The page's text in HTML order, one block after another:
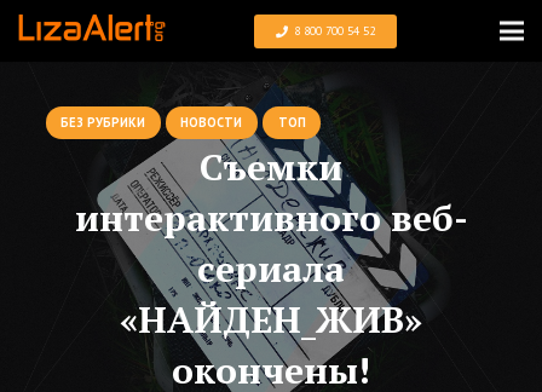
8 800 700 54 52
БЕЗ РУБРИКИ НОВОСТИ ТОП
Съемки
интерактивного веб-
сериала
«НАЙДЕН_ЖИВ»
окончены!